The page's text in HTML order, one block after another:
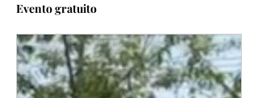
Evento gratuito